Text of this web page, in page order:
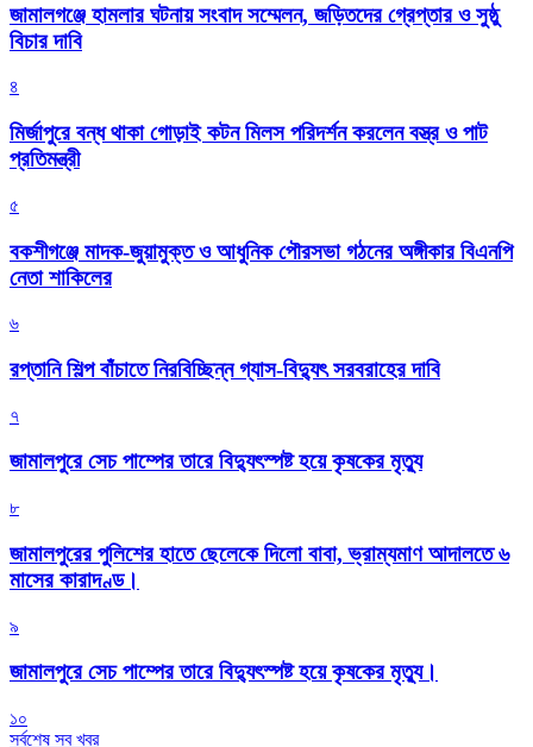
জামালগঞ্জে হামলার ঘটনায় সংবাদ সম্মেলন, জড়িতদের গ্রেপ্তার ও সুষ্ঠু
বিচার দাবি
৪
মির্জাপুরে বন্ধ থাকা গোড়াই কটন মিলস পরিদর্শন করলেন বস্ত্র ও পাট
প্রতিমন্ত্রী
৫
বকশীগঞ্জে মাদক-জুয়ামুক্ত ও আধুনিক পৌরসভা গঠনের অঙ্গীকার বিএনপি
নেতা শাকিলের
৬
রপ্তানি শিল্প বাঁচাতে নিরবিচ্ছিন্ন গ্যাস-বিদ্যুৎ সরবরাহের দাবি
৭
জামালপুরে সেচ পাম্পের তারে বিদ্যুৎস্পষ্ট হয়ে কৃষকের মৃত্যু
৮
জামালপুরের পুলিশের হাতে ছেলেকে দিলো বাবা, ভ্রাম্যমাণ আদালতে ৬
মাসের কারাদণ্ড।
৯
জামালপুরে সেচ পাম্পের তারে বিদ্যুৎস্পষ্ট হয়ে কৃষকের মৃত্যু।
১০
সর্বশেষ সব খবর